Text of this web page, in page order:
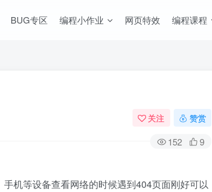
BUG专区 编程小作业 网页特效 编程课程
关注 赞赏
152 9
机等设备查看网络的时候遇到404页面刚好可以